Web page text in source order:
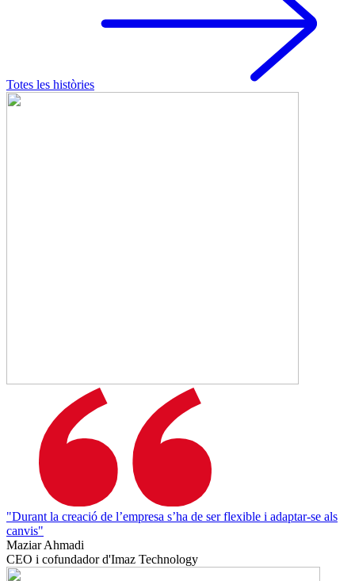
Totes les històries
"Durant la creació de l’empresa s’ha de ser flexible i adaptar-se als
canvis"
Maziar Ahmadi
CEO i cofundador d'Imaz Technology